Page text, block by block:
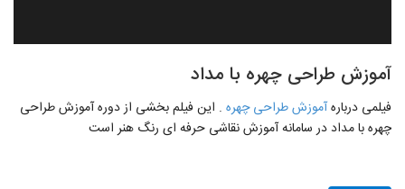
آموزش طراحی چهره با مداد
فیلمی دربارهآموزش طراحی چهره . این فیلم بخشی از دوره آموزش طراحی
چهره با مداد در سامانه آموزش نقاشی حرفه ای رنگ هنر است